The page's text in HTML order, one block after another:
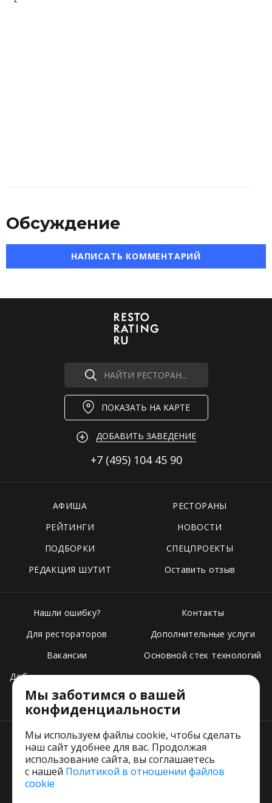
Обсуждение
НАПИСАТЬ КОММЕНТАРИЙ
НАЙТИ РЕСТОРАН...
ПОКАЗАТЬ НА КАРТЕ
ДОБАВИТЬ ЗАВЕДЕНИЕ
+7 (495) 104 45 90
АФИША
РЕСТОРАНЫ
РЕЙТИНГИ
НОВОСТИ
ПОДБОРКИ
СПЕЦПРОЕКТЫ
РЕДАКЦИЯ ШУТИТ
Оставить отзыв
Нашли ошибку?
Для рестораторов
Вакансии
Добавить свое заведение
Тарифы
Контакты
Дополнительные услуги
Основной стек технологий
Пользовательское соглашение
Мы заботимся о вашей
конфиденциальности
Мы используем файлы cookie, чтобы сделать
наш сайт удобнее для вас. Продолжая
использование сайта, вы соглашаетесь
с нашей Политикой в отношении файлов
cookie